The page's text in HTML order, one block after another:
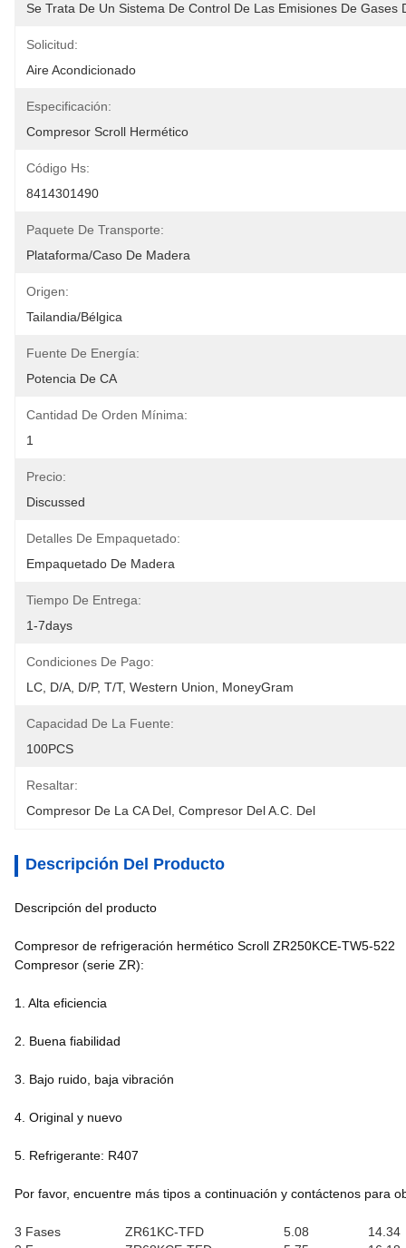
Se Trata De Un Sistema De Control De Las Emisiones De Gases
Solicitud:
Aire Acondicionado
Especificación:
Compresor Scroll Hermético
Código Hs:
8414301490
Paquete De Transporte:
Plataforma/caso De Madera
Origen:
Tailandia/Bélgica
Fuente De Energía:
Potencia De CA
Cantidad De Orden Mínima:
1
Precio:
Discussed
Detalles De Empaquetado:
Empaquetado De Madera
Tiempo De Entrega:
1-7days
Condiciones De Pago:
LC, D/A, D/P, T/T, Western Union, MoneyGram
Capacidad De La Fuente:
100PCS
Resaltar:
Compresor De La CA Del Compresor Del A.C. Del
Descripción Del Producto
Descripción del producto
Compresor de refrigeración hermético Scroll ZR250KCE-TW5-522
Compresor (serie ZR):
1. Alta eficiencia
2. Buena fiabilidad
3. Bajo ruido, baja vibración
4. Original y nuevo
5. Refrigerante: R407
Por favor, encuentre más tipos a continuación y contáctenos para
3 Fases ZR61KC-TFD 5.08
14.34